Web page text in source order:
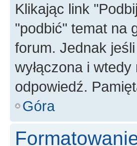
Klikając link
"podbić" temat na
forum. Jednak
wyłączona i
odpowiedź.
Góra